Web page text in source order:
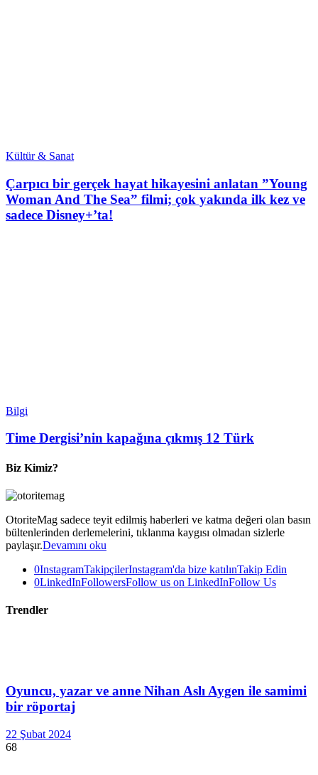
Kültür & Sanat
Çarpıcı bir gerçek hayat hikayesini anlatan ”Young
Woman And The Sea” filmi; çok yakında ilk kez ve
sadece Disney+’ta!
Bilgi
Time Dergisi’nin kapağına çıkmış 12 Türk
Biz Kimiz?
OtoriteMag sadece teyit edilmiş haberleri ve katma değeri olan basın
bültenlerinden derlemelerini, tıklanma kaygısı olmadan sizlerle
paylaşır.Devamını oku
0InstagramTakipçilerInstagram'da bize katılınTakip Edin
0LinkedInFollowersFollow us on LinkedInFollow Us
Trendler
Oyuncu, yazar ve anne Nihan Aslı Aygen ile samimi
bir röportaj
22 Şubat 2024
68